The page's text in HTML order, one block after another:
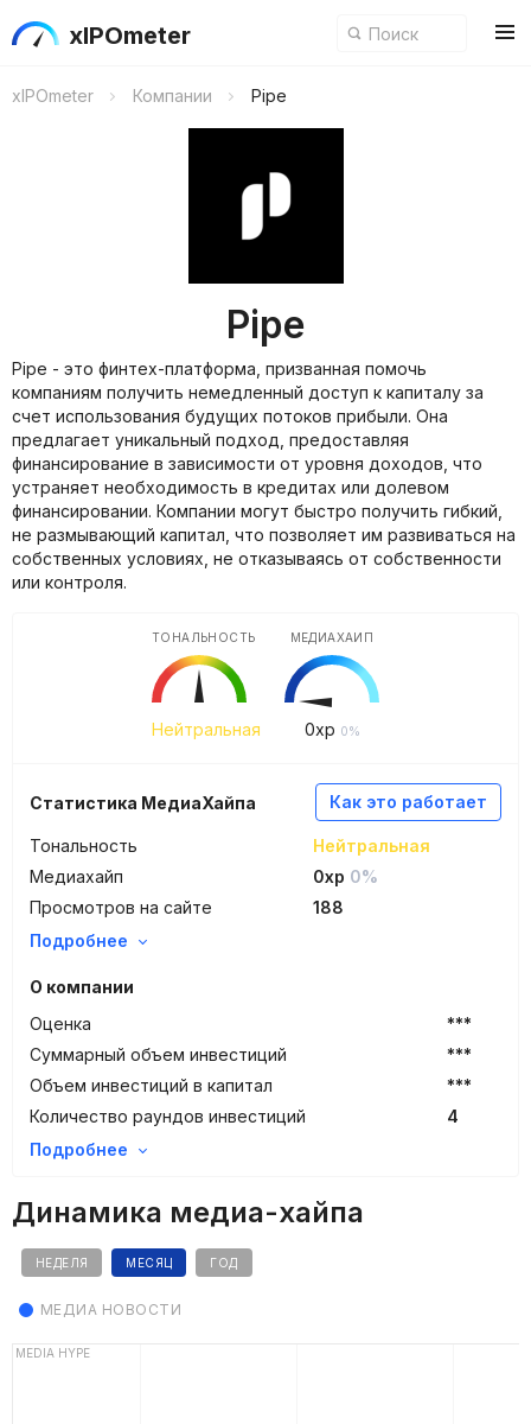
xIPOmeter
xIPOmeter Компании Pipe
Pipe
Pipe - это финтех-платформа, призванная помочь
компаниям получить немедленный доступ к капиталу за
счет использования будущих потоков прибыли. Она
предлагает уникальный подход, предоставляя
финансирование в зависимости от уровня доходов, что
устраняет необходимость в кредитах или долевом
финансировании. Компании могут быстро получить гибкий,
не размывающий капитал, что позволяет им развиваться на
собственных условиях, не отказываясь от собственности
или контроля.
Нейтральная
ТОНАЛЬНОСТЬ
0xp 0%
МЕДИАХАЙП
Как это работает
Статистика МедиаХайпа
Тональность
Нейтральная
Медиахайп
0xp 0%
Просмотров на сайте
188
Подробнее
О компании
Оценка
***
Суммарный объем инвестиций
***
Объем инвестиций в капитал
***
Количество раундов инвестиций
4
Подробнее
Динамика медиа-хайпа
НЕДЕЛЯ МЕСЯЦ ГОД
МЕДИА НОВОСТИ